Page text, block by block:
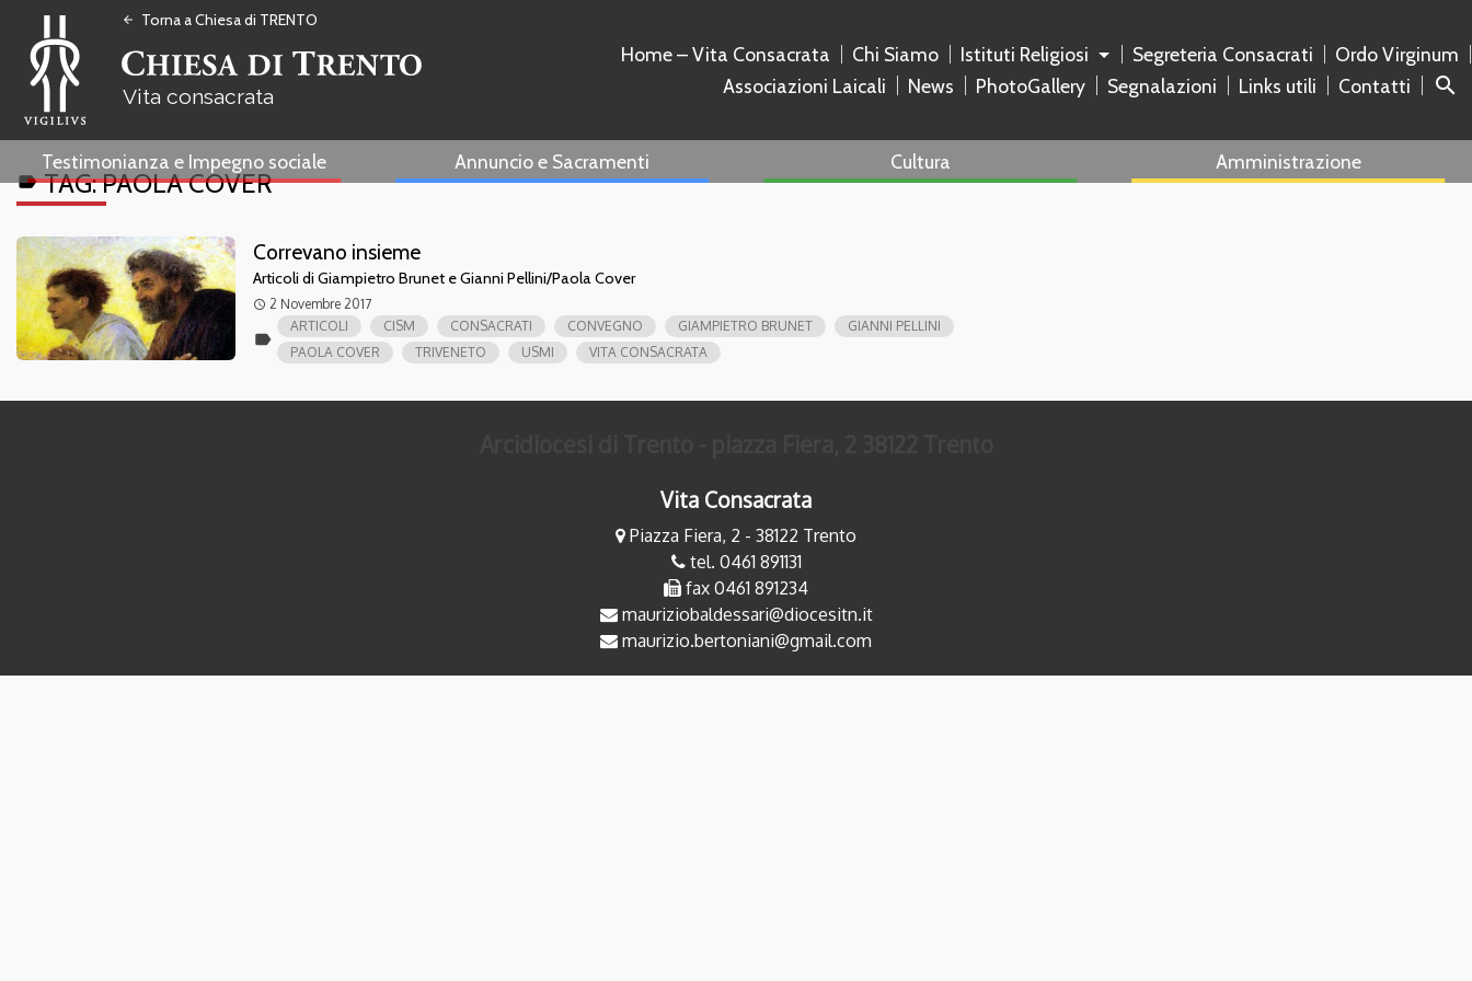
arrow_back Torna a Chiesa di TRENTO
Vita consacrata
Home – Vita Consacrata Chi Siamo Istituti Religiosi Segreteria Consacrati
Ordo Virginum
Associazioni Laicali
News PhotoGallery Segnalazioni Links utili Contatti search
Testimonianza e Impegno sociale Annuncio e Sacramenti Cultura Amministrazione
labelTAG:PAOLA COVER
Correvano insieme
Articoli di Giampietro Brunet e Gianni Pellini/Paola Cover
access_time 2 Novembre 2017
label
ARTICOLI CISM CONSACRATI CONVEGNO GIAMPIETRO BRUNET
GIANNI PELLINI
PAOLA COVER
TRIVENETO USMI VITA CONSACRATA
Vita Consacrata
Piazza Fiera, 2 - 38122 Trento
tel. 0461 891131
fax 0461 891234
mauriziobaldessari@diocesitn.it
maurizio.bertoniani@gmail.com